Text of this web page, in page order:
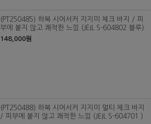
(PT250485) 하복 시어서커 지지미 체크 바지 / 피
부에 붙지 않고 쾌적한 느낌 (JEIL S-604802 블루)
148,000원
(PT250488) 하복 시어서커 지지미 멀티 체크 바지
/ 피부에 붙지 않고 쾌적한 느낌 (JEIL S-604701 )